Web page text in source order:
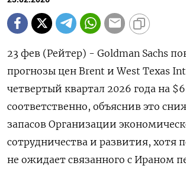
23 фев (Рейтер) - Goldman Sachs
прогнозы цен Brent и West Texas
четвертый квартал 2026 года на
соответственно, объяснив это
запасов Организации
сотрудничества и ‌развития, хотя
не ожидает связанного с Ираном